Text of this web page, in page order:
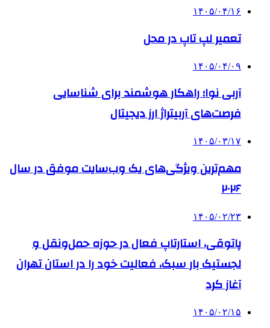
۱۴۰۵/۰۴/۱۶
تعمیر لپ تاپ در محل
۱۴۰۵/۰۴/۰۹
آربی نوا؛ راهکار هوشمند برای شناسایی
فرصت‌های آربیتراژ ارز دیجیتال
۱۴۰۵/۰۳/۱۷
مهم‌ترین ویژگی‌های یک وب‌سایت موفق در سال
۲۰۲۶
۱۴۰۵/۰۲/۲۳
پاتوقی، استارتاپ فعال در حوزه حمل‌ونقل و
لجستیک بار سبک، فعالیت خود را در استان تهران
آغاز کرد
۱۴۰۵/۰۲/۱۵